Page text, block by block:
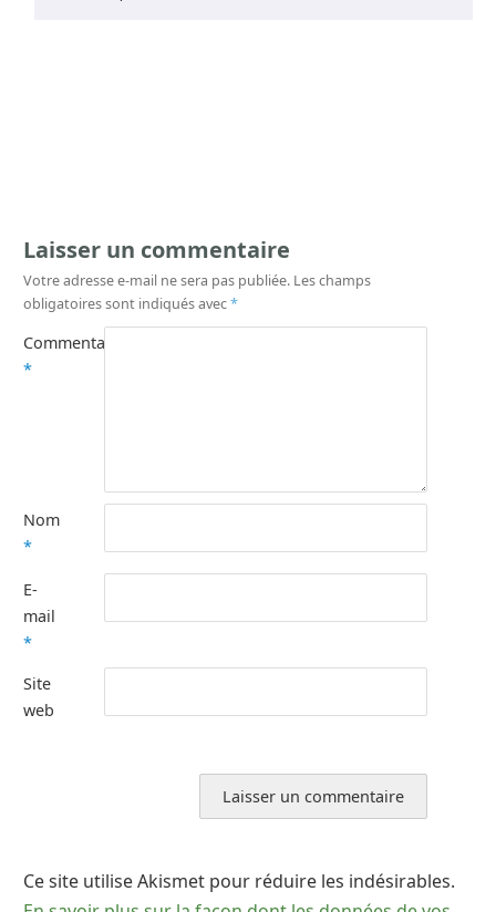
Laisser un commentaire
Votre adresse e-mail ne sera pas publiée. Les champs
obligatoires sont indiqués avec*
Commentaire
*
Nom
*
E-
mail
*
Site
web
Ce site utilise Akismet pour réduire les indésirables.